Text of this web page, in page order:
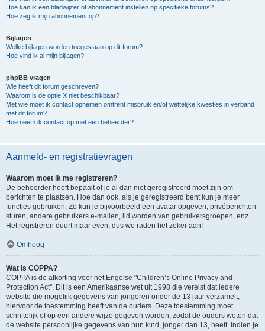
Hoe kan ik een bladwijzer of abonnement instellen op specifieke forums?
Hoe zeg ik mijn abonnement op?
Bijlagen
Welke bijlagen worden toegestaan op dit forum?
Hoe vind ik al mijn bijlagen?
phpBB vragen
Wie heeft dit forum geschreven?
Waarom is de optie X niet beschikbaar?
Met wie moet ik contact opnemen omtrent misbruik en/of wettelijke kwesties in verband
met dit forum?
Hoe neem ik contact op met een beheerder?
Aanmeld- en registratievragen
Waarom moet ik me registreren?
De beheerder heeft bepaalt of je al dan niet geregistreerd moet zijn om
berichten te plaatsen. Hoe dan ook, als je geregistreerd bent kun je meer
functies gebruiken. Zo kun je bijvoorbeeld een avatar opgeven, privéberichten
sturen, andere gebruikers e-mailen, lid worden van gebruikersgroepen, enz.
Het registreren duurt maar even, dus we raden het zeker aan!
Omhoog
Wat is COPPA?
COPPA is de afkorting voor het Engelse "Children’s Online Privacy and
Protection Act". Dit is een Amerikaanse wet uit 1998 die vereist dat iedere
website die mogelijk gegevens van jongeren onder de 13 jaar verzamelt,
hiervoor de toestemming heeft van de ouders. Deze toestemming moet
schriftelijk of op een andere wijze gegeven worden, zodat de ouders weten dat
de website persoonlijke gegevens van hun kind, jonger dan 13, heeft. Indien je